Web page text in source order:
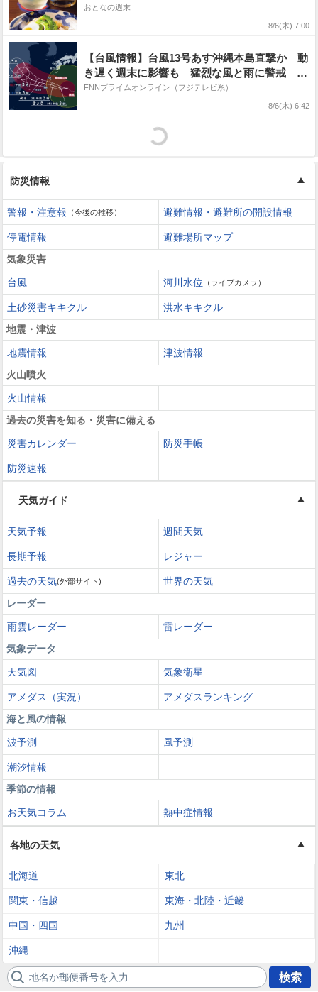
フード3選
おとなの週末
8/6(木) 7:00
【台風情報】台風13号あす沖縄本島直撃か 動
き遅く週末に影響も 猛烈な風と雨に警戒 台
風15号は週明けに北日本接近の恐れ
FNNプライムオンライン（フジテレビ系）
8/6(木) 6:42
防災情報
警報・注意報 （今後の推移） 避難情報・避難所の開設情報
停電情報
避難場所マップ
気象災害
台風 河川水位 （ライブカメラ）
土砂災害キキクル
洪水キキクル
地震・津波
地震情報
津波情報
火山噴火
火山情報
過去の災害を知る・災害に備える
災害カレンダー 防災手帳
防災速報
天気ガイド
天気予報 週間天気
長期予報 レジャー
過去の天気(外部サイト)
世界の天気
レーダー
雨雲レーダー
雷レーダー
気象データ
天気図 気象衛星
アメダス（実況）
アメダスランキング
海と風の情報
波予測 風予測
潮汐情報
季節の情報
お天気コラム 熱中症情報
各地の天気
北海道 東北
関東・信越 東海・北陸・近畿
中国・四国 九州
沖縄
地名か郵便番号を入力 検索